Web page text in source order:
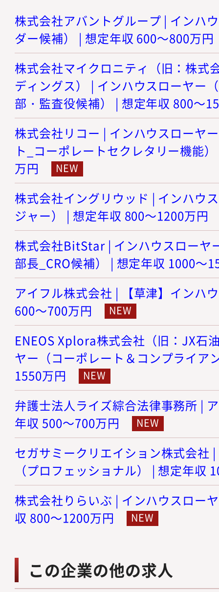
株式会社アバントグループ | インハ
ダー候補） | 想定年収 600～800万円
株式会社マイクロニティ（旧：株式
ディングス） | インハウスローヤー
部・監査役候補） | 想定年収 800～
株式会社リコー | インハウスローヤ
ト_コーポレートセクレタリー機能
万円
株式会社イングリウッド | インハウ
ジャー） | 想定年収 800～1200万円
株式会社BitStar | インハウスローヤ
部長_CRO候補） | 想定年収 1000～
アイフル株式会社 | 【草津】インハ
600～700万円
ENEOS Xplora株式会社（旧：JX石
ヤー（コーポレート＆コンプライア
1550万円
弁護士法人ライズ綜合法律事務所 |
年収 500～700万円
セガサミークリエイション株式会社
（プロフェッショナル） | 想定年収
株式会社りらいぶ | インハウスロー
収 800～1200万円
この企業の他の求人